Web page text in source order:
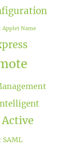
Applet Name
Active
SAML